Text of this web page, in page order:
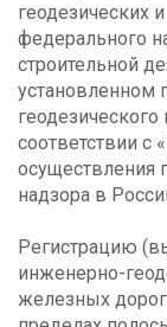
геодезических
федерального
строительной
установленном
соответствии с
осуществления
надзора в
Регистрацию
инженерно-
железных